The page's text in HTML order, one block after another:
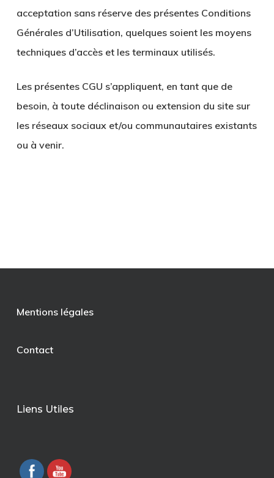
acceptation sans réserve des présentes Conditions
Générales d’Utilisation, quelques soient les moyens
techniques d’accès et les terminaux utilisés.
Les présentes CGU s’appliquent, en tant que de
besoin, à toute déclinaison ou extension du site sur
les réseaux sociaux et/ou communautaires existants
ou à venir.
Mentions légales
Contact
Liens Utiles